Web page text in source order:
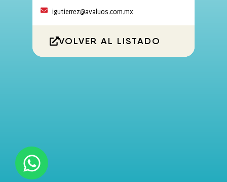
igutierrez@avaluos.com.mx
VOLVER AL LISTADO